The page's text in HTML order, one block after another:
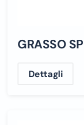
GRASSO
Dettagli